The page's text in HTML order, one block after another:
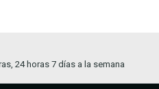
24 horas 7 días a la semana